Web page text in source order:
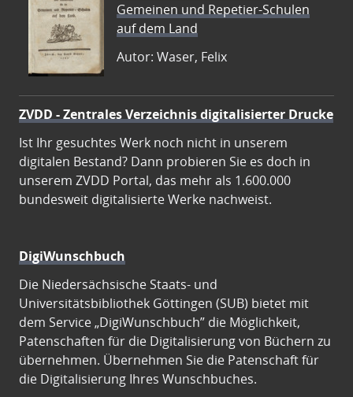
Gemeinen und Repetier-Schulen
auf dem Land
Autor: Waser, Felix
ZVDD - Zentrales Verzeichnis digitalisierter Drucke
Ist Ihr gesuchtes Werk noch nicht in unserem
digitalen Bestand? Dann probieren Sie es doch in
unserem ZVDD Portal, das mehr als 1.600.000
bundesweit digitalisierte Werke nachweist.
DigiWunschbuch
Die Niedersächsische Staats- und
Universitätsbibliothek Göttingen (SUB) bietet mit
dem Service „DigiWunschbuch” die Möglichkeit,
Patenschaften für die Digitalisierung von Büchern zu
übernehmen. Übernehmen Sie die Patenschaft für
die Digitalisierung Ihres Wunschbuches.